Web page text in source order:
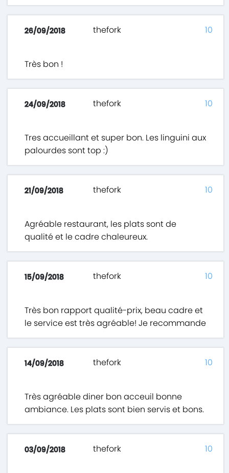
26/09/2018 thefork
Très bon !
10
24/09/2018 thefork
Tres accueillant et super bon. Les linguini aux
palourdes sont top :)
10
21/09/2018 thefork
Agréable restaurant, les plats sont de
qualité et le cadre chaleureux.
10
15/09/2018 thefork
Très bon rapport qualité-prix, beau cadre et
le service est très agréable! Je recommande
10
14/09/2018 thefork
Très agréable diner bon acceuil bonne
ambiance. Les plats sont bien servis et bons.
10
03/09/2018 thefork 10